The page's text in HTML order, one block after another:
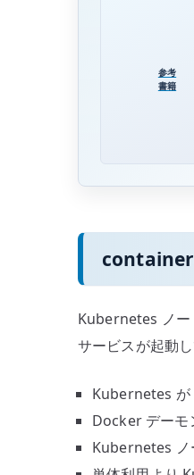
参考
書籍
Kubernetes ノー
サービスが起動
Kubernetes が
Docker デーモ
Kubernetes ノ